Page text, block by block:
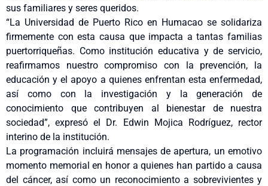
sus familiares y seres queridos.
“La Universidad de Puerto Rico en Humacao se solidariza
firmemente con esta causa que impacta a tantas familias
puertorriqueñas. Como institución educativa y de servicio,
reafirmamos nuestro compromiso con la prevención, la
educación y el apoyo a quienes enfrentan esta enfermedad,
así como con la investigación y la generación de
conocimiento que contribuyen al bienestar de nuestra
sociedad”, expresó el Dr. Edwin Mojica Rodríguez, rector
interino de la institución.
La programación incluirá mensajes de apertura, un emotivo
momento memorial en honor a quienes han partido a causa
del cáncer, así como un reconocimiento a sobrevivientes y